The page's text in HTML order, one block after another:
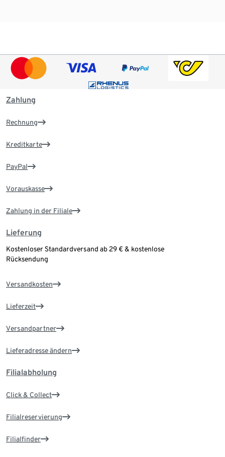
Zahlung
Rechnung
Kreditkarte
PayPal
Vorauskasse
Zahlung in der Filiale
Lieferung
Kostenloser Standardversand ab 29 € & kostenlose
Rücksendung
Versandkosten
Lieferzeit
Versandpartner
Lieferadresse ändern
Filialabholung
Click & Collect
Filialreservierung
Filialfinder